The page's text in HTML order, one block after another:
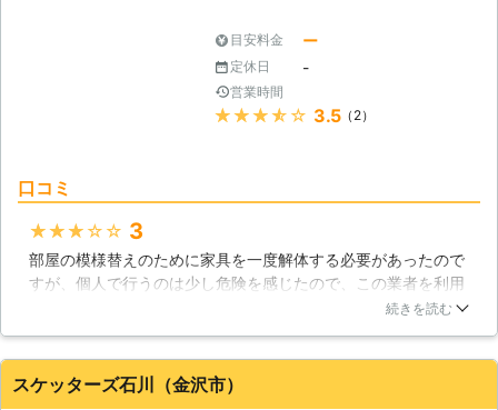
という人に喜ばれているようです。こ
れらの通信販売はとても便利なのです
が、届いた家具は自分で組立てをしな
ければならないという点が、人によっ
じられると言われています。そのため
かく購入した家具を捨てるか放ってお
かれることが多くなっているようで
す。諦めてしまう前に、当社を頼って
みませんか?当社では皆さんの代わり
に、家具を完成させることができま
す。また組立てた家具の設置まで可能
なので、すぐにその家具を使えます。
目安料金 ー
定休日 -
営業時間
★★★★★ 3.5（2）
口コミ
★★★★★ 3
部屋の模様替えのために家具を一度解体する必要があったので
すが、個人で行うのは少し危険を感じたので、この業者を利用
してみました。前のお客さんの案件で時間がかかり、予定の時
く、また作業もかなり迅速にしてくれたと感じました。お金を
払うだけの価値はあったと思います。
続きを読む
スケッターズ石川（金沢市）